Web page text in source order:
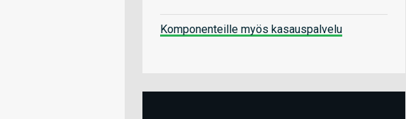
Komponenteille myös kasauspalvelu